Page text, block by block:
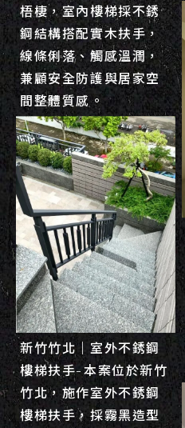
梧棲，室內樓梯採不銹
鋼結構搭配實木扶手，
線條俐落、觸感溫潤，
兼顧安全防護與居家空
間整體質感。
新竹竹北｜室外不銹鋼
樓梯扶手-本案位於新竹
竹北，施作室外不銹鋼
樓梯扶手，採霧黑造型